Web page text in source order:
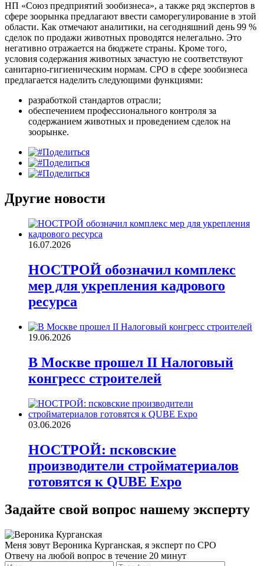
НП «Союз предприятий зообизнеса», а также ряд экспертов в
сфере зоорынка предлагают ввести саморегулирование в этой
области. Как отмечают аналитики, на сегодняшний день 99 %
сделок по продажи животных проводятся нелегально. Это
негативно отражается на бюджете страны. Кроме того,
условия содержания животных зачастую не соответствуют
санитарно-гигиеническим нормам. СРО в сфере зообизнеса
предлагается наделить следующими функциями:
разработкой стандартов отрасли;
обеспечением профессионального контроля за
содержанием животных и проведением сделок на
зоорынке.
Поделиться
Поделиться
Поделиться
Другие новости
16.07.2026
НОСТРОЙ обозначил комплекс
мер для укрепления кадрового
ресурса
19.06.2026
В Москве прошел II Налоговый
конгресс строителей
03.06.2026
НОСТРОЙ: псковские
производители стройматериалов
готовятся к QUBE Expo
Задайте свой вопрос нашему эксперту
Меня зовут Вероника Курганская, я эксперт по СРО
Отвечу на любой вопрос в течение 20 минут